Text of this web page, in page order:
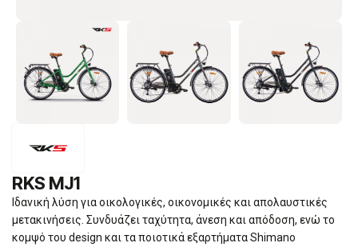
RKS MJ1
Iδανική λύση για οικολογικές, οικονομικές και απολαυστικές
μετακινήσεις. Συνδυάζει ταχύτητα, άνεση και απόδοση, ενώ το
κομψό του design και τα ποιοτικά εξαρτήματα Shimano